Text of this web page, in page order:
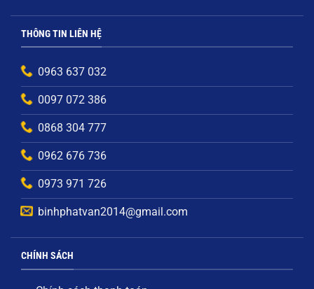
THÔNG TIN LIÊN HỆ
0963 637 032
0097 072 386
0868 304 777
0962 676 736
0973 971 726
binhphatvan2014@gmail.com
CHÍNH SÁCH